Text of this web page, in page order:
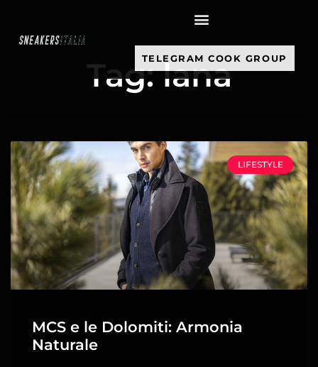
TELEGRAM COOK GROUP
Tag: lana
LIFESTYLE
MCS e le Dolomiti: Armonia
Naturale